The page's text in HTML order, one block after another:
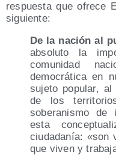
respuesta que ofrece
siguiente:
De la nación al
absoluto la
comunidad
democrática en
sujeto popular,
de los
soberanismo de
esta
ciudadanía: «son
que viven y